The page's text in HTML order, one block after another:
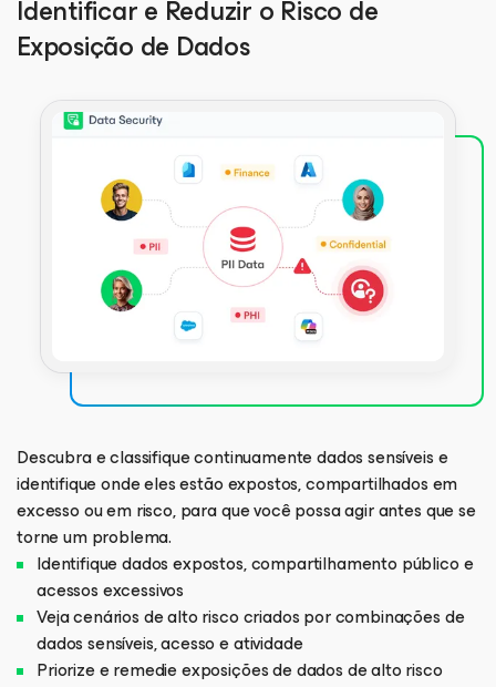
Identificar e Reduzir o Risco de
Exposição de Dados
Descubra e classifique continuamente dados sensíveis e
identifique onde eles estão expostos, compartilhados em
excesso ou em risco, para que você possa agir antes que se
torne um problema.
Identifique dados expostos, compartilhamento público e
acessos excessivos
Veja cenários de alto risco criados por combinações de
dados sensíveis, acesso e atividade
Priorize e remedie exposições de dados de alto risco